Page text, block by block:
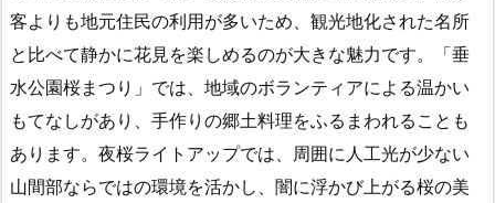
客よりも地元住民の利用が多いため、観光地化された名所
と比べて静かに花見を楽しめるのが大きな魅力です。「垂
水公園桜まつり」では、地域のボランティアによる温かい
もてなしがあり、手作りの郷土料理をふるまわれることも
あります。夜桜ライトアップでは、周囲に人工光が少ない
山間部ならではの環境を活かし、闇に浮かび上がる桜の美